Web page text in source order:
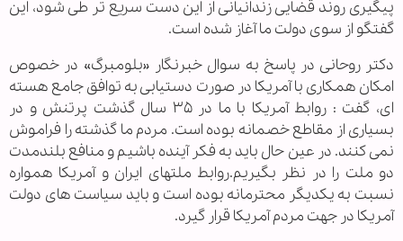
پیگیری روند قضایی زندانیانی از این دست سریع تر طی شود، این
گفتگو از سوی دولت ما آغاز شده است.
دکتر روحانی در پاسخ به سوال خبرنگار «بلومبرگ» در خصوص
امکان همکاری با آمریکا در صورت دستیابی به توافق جامع هسته
ای، گفت : روابط آمریکا با ما در ۳۵ سال گذشت پرتنش و در
بسیاری از مقاطع خصمانه بوده است. مردم ما گذشته را فراموش
نمی کنند. در عین حال باید به فکر آینده باشیم و منافع بلندمدت
دو ملت را در نظر بگیریم.روابط ملتهای ایران و آمریکا همواره
نسبت به یکدیگر محترمانه بوده است و باید سیاست های دولت
آمریکا در جهت مردم آمریکا قرار گیرد.